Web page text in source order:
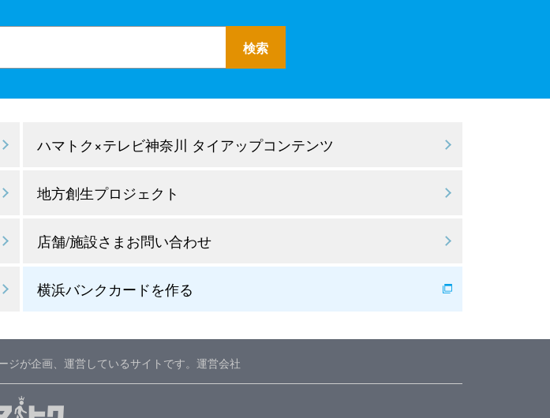
ハマトク×テレビ神奈川 タイアップコンテンツ
地方創生プロジェクト
店舗/施設さまお問い合わせ
横浜バンクカードを作る
ジが企画、運営しているサイトです。 運営会社